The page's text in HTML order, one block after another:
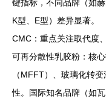
键指标，不同品牌（如
K型、E型）差异显著。
CMC：重点关注取代度
可再分散性乳胶粉：核
（MFFT）、玻璃化转
性。国际知名品牌（如